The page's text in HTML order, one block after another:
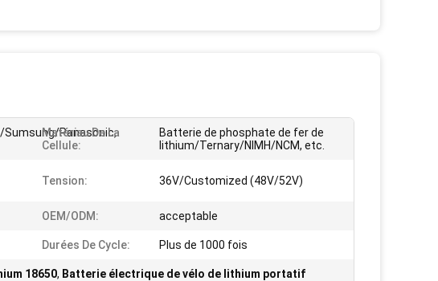
Sumsung/Panasonic,
Matériau De La
Cellule:
Batterie de phosphate de fer de
lithium/Ternary/NIMH/NCM, etc.
Tension: 36V/Customized (48V/52V)
OEM/ODM: acceptable
Durées De Cycle: Plus de 1000 fois
18650, Batterie électrique de vélo de lithium portatif